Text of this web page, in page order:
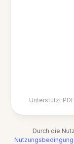
Unterstützt
Durch die